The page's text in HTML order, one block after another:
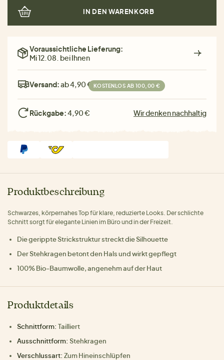
IN DEN WARENKORB
Voraussichtliche Lieferung:
Mi 12.08. bei Ihnen
Versand:ab 4,90 € KOSTENLOS AB 100,00 €
Rückgabe:4,90 € Wir denken nachhaltig
Produktbeschreibung
Schwarzes, körpernahes Top für klare, reduzierte Looks. Der schlichte
Schnitt sorgt für elegante Linien im Büro und in der Freizeit.
Die gerippte Strickstruktur streckt die Silhouette
Der Stehkragen betont den Hals und wirkt gepflegt
100% Bio-Baumwolle, angenehm auf der Haut
Produktdetails
Schnittform: Tailliert
Ausschnittform: Stehkragen
Verschlussart: Zum Hineinschlüpfen